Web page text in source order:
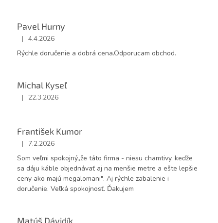
Pavel Hurny
Hodnotenie obchodu je 5 z 5 hviezdičiek.
| 4.4.2026
Rýchle doručenie a dobrá cena.Odporucam obchod.
Michal Kyseľ
Hodnotenie obchodu je 5 z 5 hviezdičiek.
| 22.3.2026
František Kumor
Hodnotenie obchodu je 5 z 5 hviezdičiek.
|
7.2.2026
Som veľmi spokojný,,že táto firma - niesu chamtivy, keďže
sa dáju káble objednávať aj na menšie metre a ešte lepšie
ceny ako majú megalomani". Aj rýchle zabalenie i
doručenie. Veľká spokojnosť. Ďakujem
Matúš Dávidík